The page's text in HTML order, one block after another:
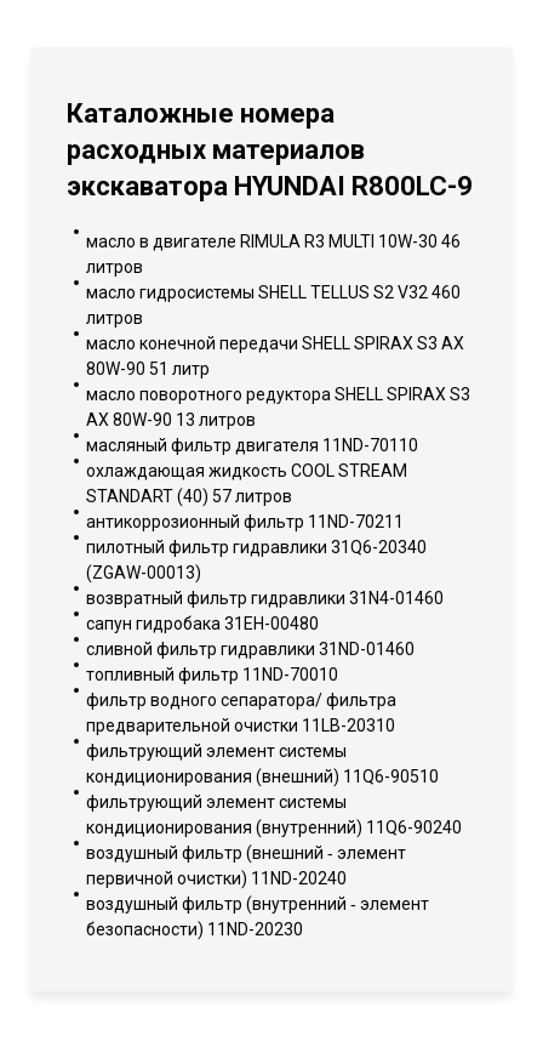
Каталожные номера
расходных материалов
экскаватора HYUNDAI R800LC-9
масло в двигателе RIMULA R3 MULTI 10W-30 46
литров
масло гидросистемы SHELL TELLUS S2 V32 460
литров
масло конечной передачи SHELL SPIRAX S3 AX
80W-90 51 литр
масло поворотного редуктора SHELL SPIRAX S3
AX 80W-90 13 литров
масляный фильтр двигателя 11ND-70110
охлаждающая жидкость COOL STREAM
STANDART (40) 57 литров
антикоррозионный фильтр 11ND-70211
пилотный фильтр гидравлики 31Q6-20340
(ZGAW-00013)
возвратный фильтр гидравлики 31N4-01460
сапун гидробака 31EH-00480
сливной фильтр гидравлики 31ND-01460
топливный фильтр 11ND-70010
фильтр водного сепаратора/ фильтра
предварительной очистки 11LB-20310
фильтрующий элемент системы
кондиционирования (внешний) 11Q6-90510
фильтрующий элемент системы
кондиционирования (внутренний) 11Q6-90240
воздушный фильтр (внешний ‐ элемент
первичной очистки) 11ND-20240
воздушный фильтр (внутренний ‐ элемент
безопасности) 11ND-20230